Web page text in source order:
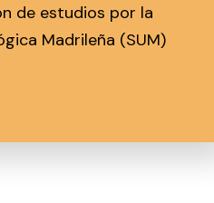
de estudios por la
Madrileña (SUM)